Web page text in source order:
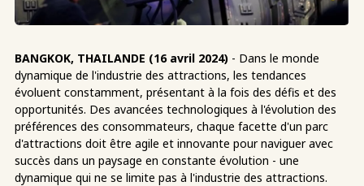
BANGKOK, THAILANDE (16 avril 2024) - Dans le monde
dynamique de l'industrie des attractions, les tendances
évoluent constamment, présentant à la fois des défis et des
opportunités. Des avancées technologiques à l'évolution des
préférences des consommateurs, chaque facette d'un parc
d'attractions doit être agile et innovante pour naviguer avec
succès dans un paysage en constante évolution - une
dynamique qui ne se limite pas à l'industrie des attractions.